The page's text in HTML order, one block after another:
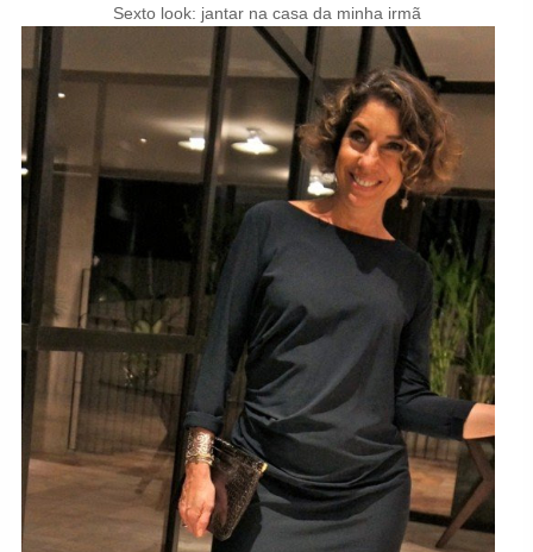
Sexto look: jantar na casa da minha irmã